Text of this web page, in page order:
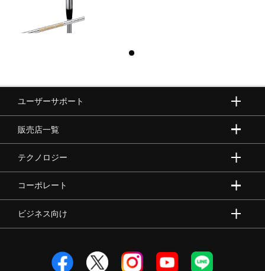
ユーザーサポート
販売店一覧
テクノロジー
コーポレート
ビジネス向け